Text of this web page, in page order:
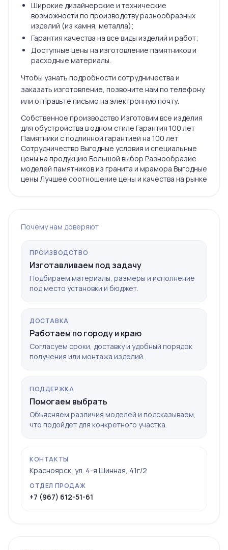
Широкие дизайнерские и технические
возможности по производству разнообразных
изделий (из камня, металла);
Гарантия качества на все виды изделий и работ;
Доступные цены на изготовление памятников и
расходные материалы.
Чтобы узнать подробности сотрудничества и
заказать изготовление, позвоните нам по телефону
или отправьте письмо на электронную почту.
Собственное производство Изготовим все изделия
для обустройства в одном стиле Гарантия 100 лет
Памятники с подлинной гарантией на 100 лет
Сотрудничество Выгодные условия и специальные
цены на продукцию Большой выбор Разнообразие
моделей памятников из гранита и мрамора Выгодные
цены Лучшее соотношение цены и качества на рынке
Почему нам доверяют
ПРОИЗВОДСТВО
Изготавливаем под задачу
Подбираем материалы, размеры и исполнение
под место установки и бюджет.
ДОСТАВКА
Работаем по городу и краю
Согласуем сроки, доставку и удобный порядок
получения или монтажа изделий.
ПОДДЕРЖКА
Помогаем выбрать
Объясняем различия моделей и подсказываем,
что подойдет для конкретного участка.
КОНТАКТЫ
Красноярск, ул. 4-я Шинная, 41г/2
ОТДЕЛ ПРОДАЖ
+7 (967) 612-51-61